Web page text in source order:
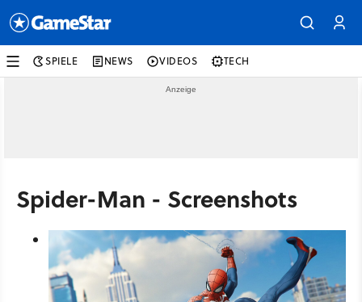
SPIELE NEWS VIDEOS TECH
Spider-Man - Screenshots